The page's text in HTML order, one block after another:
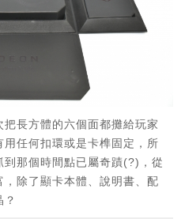
長方體的六個面都攤給玩家
任何扣環或是卡榫固定，所
到那個時間點已屬奇蹟(?)，從
除了顯卡本體、說明書、配